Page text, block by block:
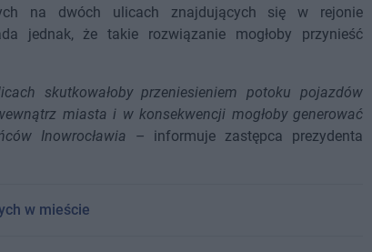
na dwóch ulicach znajdujących się w rejonie
jednak, że takie rozwiązanie mogłoby przynieść
skutkowałoby przeniesieniem potoku pojazdów
miasta i w konsekwencji mogłoby generować
Inowrocławia – informuje zastępca prezydenta
w mieście